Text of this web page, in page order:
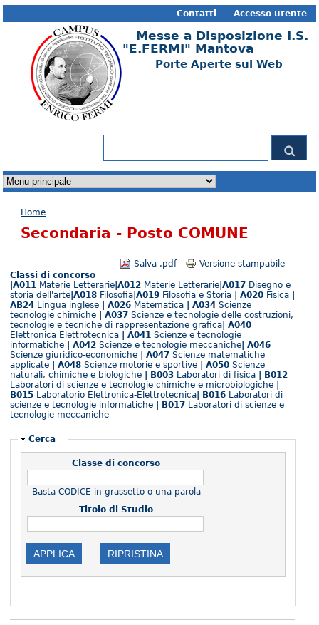
Accesso utente
Contatti
Messe a Disposizione I.S.
"E.FERMI" Mantova
Porte Aperte sul Web
Tu sei qui
Home
Secondaria - Posto COMUNE
Versione stampabile
Salva .pdf
Classi di concorso
|A011 Materie Letterarie|A012 Materie Letterarie|A017 Disegno e
storia dell'arte|A018 Filosofia|A019 Filosofia e Storia | A020 Fisica |
AB24 Lingua inglese | A026 Matematica | A034 Scienze
tecnologie chimiche | A037 Scienze e tecnologie delle costruzioni,
tecnologie e tecniche di rappresentazione grafica| A040
Elettronica Elettrotecnica | A041 Scienze e tecnologie
informatiche | A042 Scienze e tecnologie meccaniche| A046
Scienze giuridico-economiche | A047 Scienze matematiche
applicate | A048 Scienze motorie e sportive | A050 Scienze
naturali, chimiche e biologiche | B003 Laboratori di fisica | B012
Laboratori di scienze e tecnologie chimiche e microbiologiche |
B015 Laboratorio Elettronica-Elettrotecnica| B016 Laboratori di
scienze e tecnologie informatiche | B017 Laboratori di scienze e
tecnologie meccaniche
Nascondi
Cerca
Classe di concorso
Basta CODICE in grassetto o una parola
Titolo di Studio